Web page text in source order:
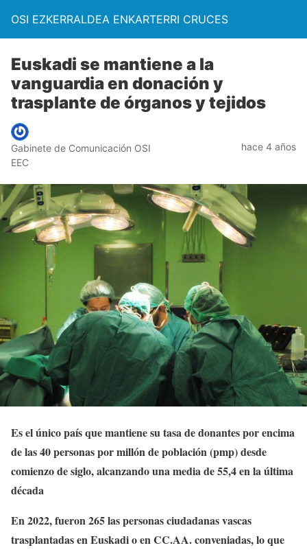
OSI EZKERRALDEA ENKARTERRI CRUCES
Euskadi se mantiene a la
vanguardia en donación y
trasplante de órganos y tejidos
Gabinete de Comunicación OSI
EEC
hace 4 años
Es el único país que mantiene su tasa de donantes por encima
de las 40 personas por millón de población (pmp) desde
comienzo de siglo, alcanzando una media de 55,4 en la última
década
En 2022, fueron 265 las personas ciudadanas vascas
trasplantadas en Euskadi o en CC.AA. conveniadas, lo que